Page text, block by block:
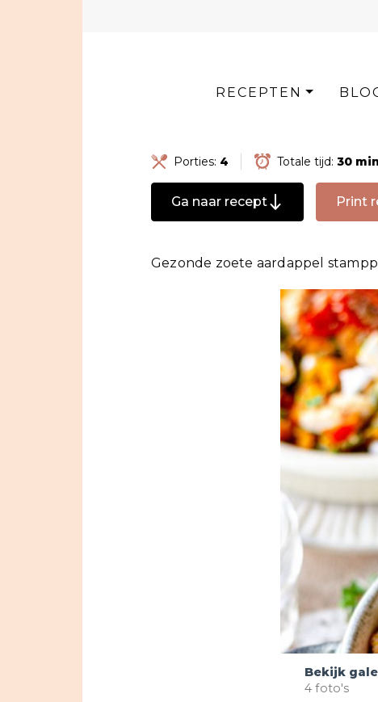
RECEPTEN
Porties: 4 Totale tijd: 30
Ga naar recept Print
Gezonde zoete aardappel
Bekijk
4 foto's